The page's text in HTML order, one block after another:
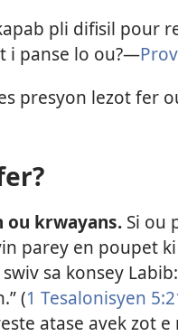
pli difisil pour
i panse lo ou?​—
presyon lezot fer
ou krwayans. Si ou
parey en poupet
sa konsey
(1 Tesalonisyen
atase avek zot